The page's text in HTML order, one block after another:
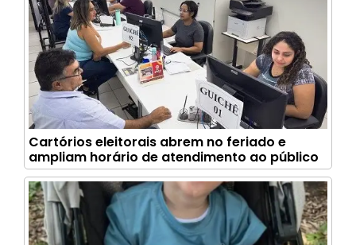
Cartórios eleitorais abrem no feriado e
ampliam horário de atendimento ao público